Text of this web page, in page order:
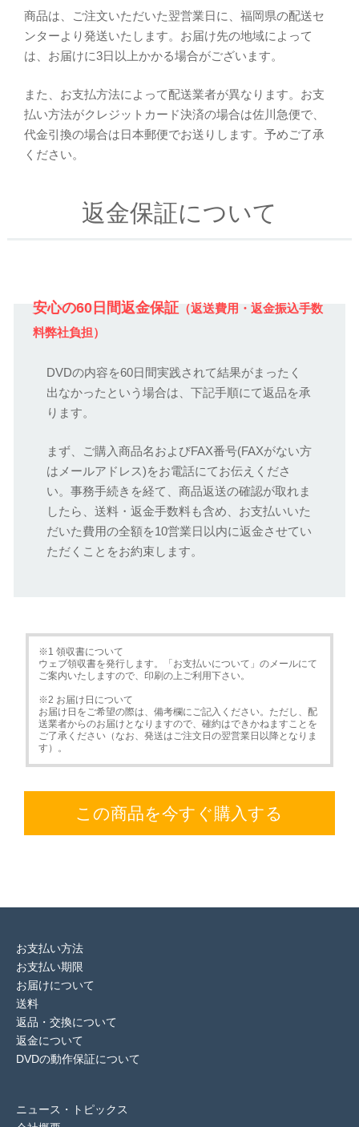
商品は、ご注文いただいた翌営業日に、福岡県の配送セ
ンターより発送いたします。お届け先の地域によって
は、お届けに3日以上かかる場合がございます。
また、お支払方法によって配送業者が異なります。お支
払い方法がクレジットカード決済の場合は佐川急便で、
代金引換の場合は日本郵便でお送りします。予めご了承
ください。
返金保証について
安心の60日間返金保証 （返送費用・返金振込手数
料弊社負担）
DVDの内容を60日間実践されて結果がまったく
出なかったという場合は、下記手順にて返品を承
ります。
まず、ご購入商品名およびFAX番号(FAXがない方
はメールアドレス)をお電話にてお伝えくださ
い。事務手続きを経て、商品返送の確認が取れま
したら、送料・返金手数料も含め、お支払いいた
だいた費用の全額を10営業日以内に返金させてい
ただくことをお約束します。
※1 領収書について
ウェブ領収書を発行します。「お支払いについて」のメールにて
ご案内いたしますので、印刷の上ご利用下さい。
※2 お届け日について
お届け日をご希望の際は、備考欄にご記入ください。ただし、配
送業者からのお届けとなりますので、確約はできかねますことを
ご了承ください（なお、発送はご注文日の翌営業日以降となりま
す）。
この商品を今すぐ購入する
お支払い方法
お支払い期限
お届けについて
送料
返品・交換について
返金について
DVDの動作保証について
ニュース・トピックス